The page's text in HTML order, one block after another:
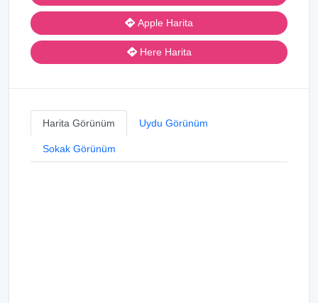
Apple Harita
Here Harita
Harita Görünüm Uydu Görünüm
Sokak Görünüm